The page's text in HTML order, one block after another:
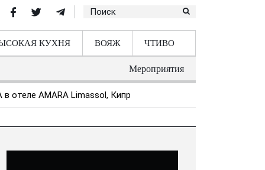
КУХНЯ ВОЯЖ ЧТИВО
Мероприятия
отеле AMARA Limassol, Кипр